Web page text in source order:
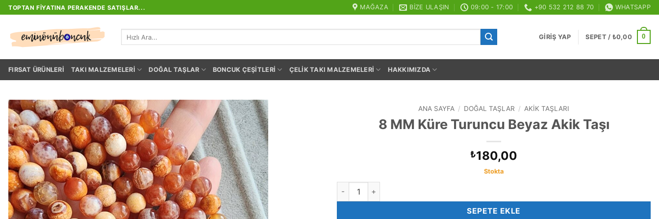
İçeriğe
atla
TOPTAN FIYATINA PERAKENDE SATIŞLAR... MAĞAZA BIZE ULAŞIN 09:00 - 17:00 +90 532 212 88 70 WHATSAPP
GIRIŞ YAP SEPET / ₺0,00 0
FIRSAT ÜRÜNLERI TAKI MALZEMELERI DOĞAL TAŞLAR BONCUK ÇEŞITLERI ÇELIK TAKI MALZEMELERI HAKKIMIZDA
ANA SAYFA / DOĞAL TAŞLAR / AKIK TAŞLARI
8 MM Küre Turuncu Beyaz Akik Taşı
₺180,00
Stokta
8 MM Küre Turuncu Beyaz Akik Taşı adet
SEPETE EKLE